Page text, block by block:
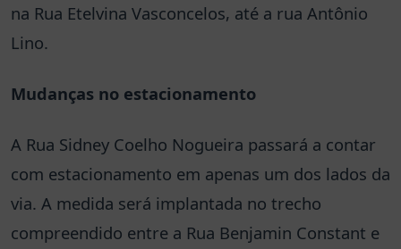
na Rua Etelvina Vasconcelos, até a rua Antônio
Lino.
Mudanças no estacionamento
A Rua Sidney Coelho Nogueira passará a contar
com estacionamento em apenas um dos lados da
via. A medida será implantada no trecho
compreendido entre a Rua Benjamin Constant e